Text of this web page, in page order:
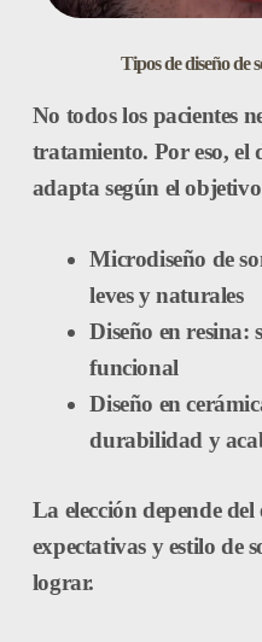
Tipos de diseño de
No todos los pacientes
tratamiento. Por eso, el
adapta según el
Microdiseño de
leves y naturales
Diseño en resina:
funcional
Diseño en
durabilidad y
La elección depende del
expectativas y estilo de
lograr.